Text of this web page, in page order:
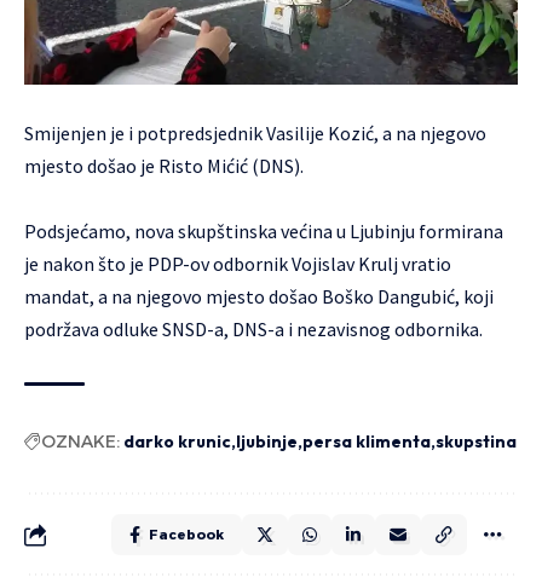
Smijenjen je i potpredsjednik Vasilije Kozić, a na njegovo
mjesto došao je Risto Mićić (DNS).
Podsjećamo, nova skupštinska većina u Ljubinju formirana
je nakon što je PDP-ov odbornik Vojislav Krulj vratio
mandat, a na njegovo mjesto došao Boško Dangubić, koji
podržava odluke SNSD-a, DNS-a i nezavisnog odbornika.
OZNAKE: darko krunic ljubinje persa klimenta skupstina
Facebook